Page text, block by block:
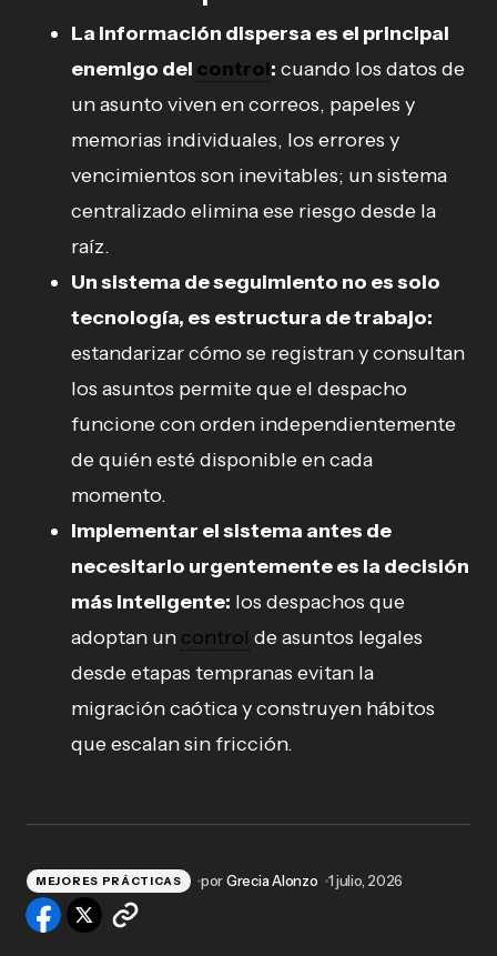
La información dispersa es el principal
enemigo del control: cuando los datos de
un asunto viven en correos, papeles y
memorias individuales, los errores y
vencimientos son inevitables; un sistema
centralizado elimina ese riesgo desde la
raíz.
Un sistema de seguimiento no es solo
tecnología, es estructura de trabajo:
estandarizar cómo se registran y consultan
los asuntos permite que el despacho
funcione con orden independientemente
de quién esté disponible en cada
momento.
Implementar el sistema antes de
necesitarlo urgentemente es la decisión
más inteligente: los despachos que
adoptan un control de asuntos legales
desde etapas tempranas evitan la
migración caótica y construyen hábitos
que escalan sin fricción.
MEJORES PRÁCTICAS porGrecia Alonzo 1 julio, 2026